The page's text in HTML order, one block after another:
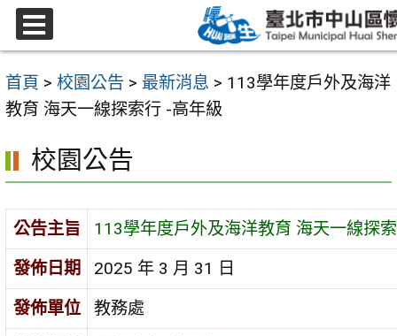
要
內
區
首頁 > 校園公告 > 最新消息 > 113學年度戶外及海洋
教育 海天一線探索行 -高年級
校園公告
公告主旨
113學年度戶外及海洋教育 海天一線探
發佈日期
2025 年 3 月 31 日
發佈單位
教務處
選
單